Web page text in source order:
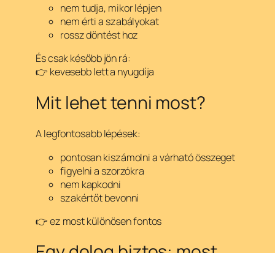
nem tudja, mikor lépjen
nem érti a szabályokat
rossz döntést hoz
És csak később jön rá:
👉 kevesebb lett a nyugdíja
Mit lehet tenni most?
A legfontosabb lépések:
pontosan kiszámolni a várható összeget
figyelni a szorzókra
nem kapkodni
szakértőt bevonni
👉 ez most különösen fontos